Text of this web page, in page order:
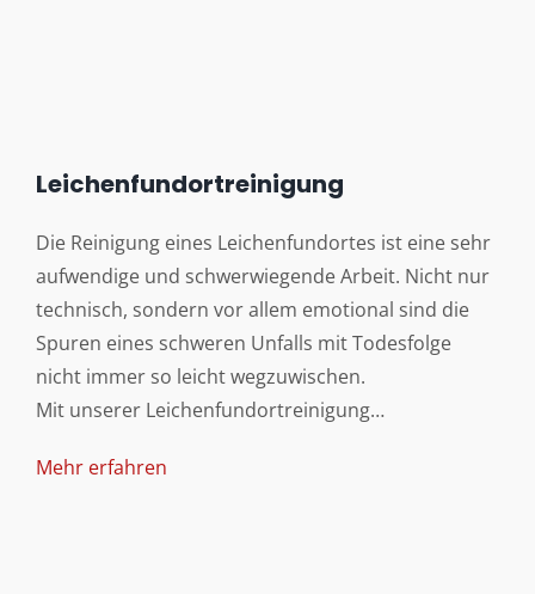
Leichenfundortreinigung
Die Reinigung eines Leichenfundortes ist eine sehr
aufwendige und schwerwiegende Arbeit. Nicht nur
technisch, sondern vor allem emotional sind die
Spuren eines schweren Unfalls mit Todesfolge
nicht immer so leicht wegzuwischen.
Mit unserer Leichenfundortreinigung…
Mehr erfahren